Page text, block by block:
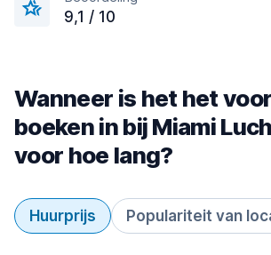
9,1 / 10
Wanneer is het het
boeken in bij Miami
voor hoe lang?
Huurprijs Populariteit van